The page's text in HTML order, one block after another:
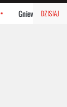
DZISIAJ
Gniewino: Stolem